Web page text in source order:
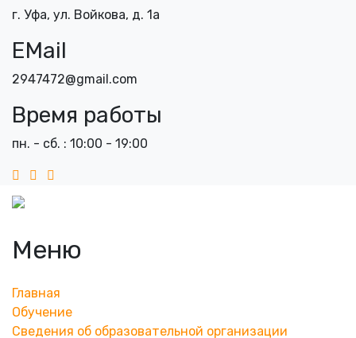
г. Уфа, ул. Войкова, д. 1а
EMail
2947472@gmail.com
Время работы
пн. - сб. : 10:00 - 19:00
Меню
Главная
Обучение
Сведения об образовательной организации